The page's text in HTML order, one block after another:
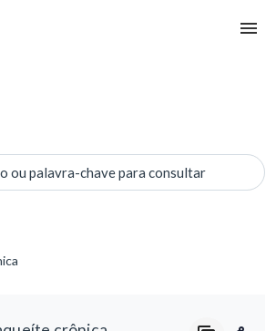
ou palavra-chave para consultar